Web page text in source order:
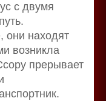
с двумя
они находят
возникла
прерывает